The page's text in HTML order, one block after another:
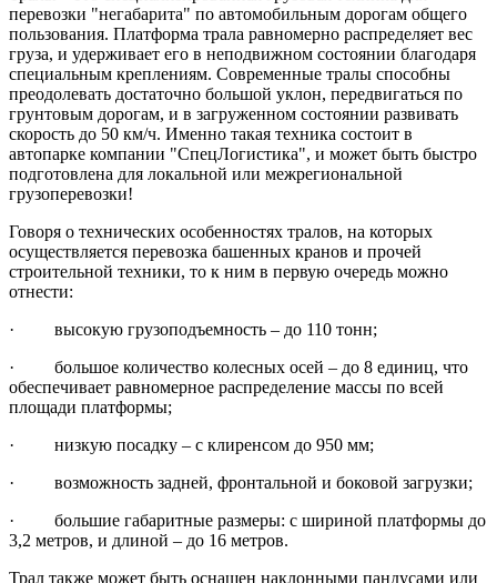
перевозки "негабарита" по автомобильным дорогам общего
пользования. Платформа трала равномерно распределяет вес
груза, и удерживает его в неподвижном состоянии благодаря
специальным креплениям. Современные тралы способны
преодолевать достаточно большой уклон, передвигаться по
грунтовым дорогам, и в загруженном состоянии развивать
скорость до 50 км/ч. Именно такая техника состоит в
автопарке компании "СпецЛогистика", и может быть быстро
подготовлена для локальной или межрегиональной
грузоперевозки!
Говоря о технических особенностях тралов, на которых
осуществляется перевозка башенных кранов и прочей
строительной техники, то к ним в первую очередь можно
отнести:
· высокую грузоподъемность – до 110 тонн;
· большое количество колесных осей – до 8 единиц, что
обеспечивает равномерное распределение массы по всей
площади платформы;
· низкую посадку – с клиренсом до 950 мм;
· возможность задней, фронтальной и боковой загрузки;
· большие габаритные размеры: с шириной платформы до
3,2 метров, и длиной – до 16 метров.
Трал также может быть оснащен наклонными пандусами или